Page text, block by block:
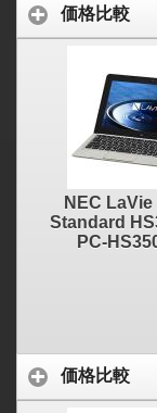
価格比較
NEC
Standard
PC-
価格比較